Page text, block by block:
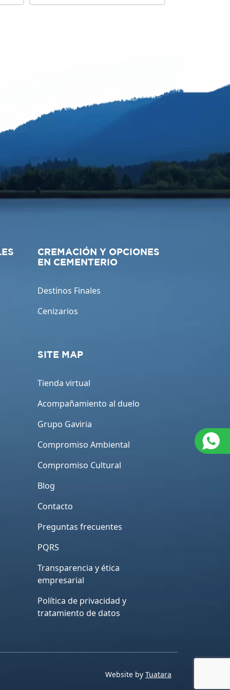
CREMACIÓN Y OPCIONES
EN CEMENTERIO
Destinos Finales
Cenizarios
SITE MAP
Tienda virtual
Acompañamiento al duelo
Grupo Gaviria
Compromiso Ambiental
Compromiso Cultural
Blog
Contacto
Preguntas frecuentes
PQRS
Transparencia y ética
empresarial
Política de privacidad y
tratamiento de datos
Website by Tuatara